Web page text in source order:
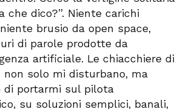
che dico?”. Niente carichi
brusio da open space,
di parole prodotte da
artificiale. Le chiacchiere di
non solo mi disturbano, ma
di portarmi sul pilota
su soluzioni semplici, banali,